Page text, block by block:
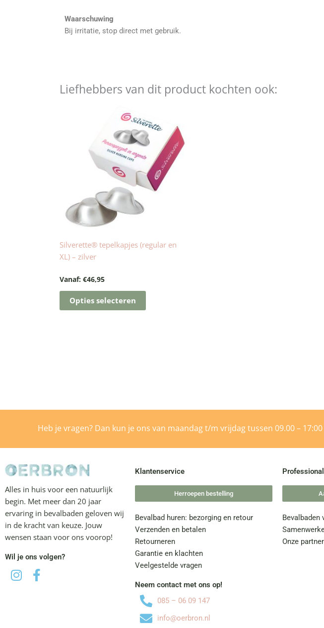
Waarschuwing
Bij irritatie, stop direct met gebruik.
Liefhebbers van dit product kochten ook:
Silverette® tepelkapjes (regular en
XL) – zilver
Vanaf:€46,95
Opties selecteren
product
heeft
meerdere
variaties.
Deze
optie
kan
productpagina
Heb je vragen? Dan kun je ons van maandag t/m vrijdag tussen 09.00 –
Alles in huis voor een natuurlijk
begin. Met meer dan 20 jaar
ervaring in bevalbaden geloven wij
in de kracht van keuze. Jouw
wensen staan voor ons voorop!
Wil je ons volgen?
Klantenservice
Herroepen bestelling
Bevalbad huren: bezorging en retour
Verzenden en betalen
Retourneren
Garantie en klachten
Veelgestelde vragen
Neem contact met ons op!
085 – 06 09 147
info@oerbron.nl
Onze